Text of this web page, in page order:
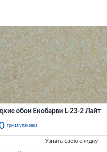
обои Екобарви L-23-2 Лайт
грн за упаковка
Узнать свою скидку